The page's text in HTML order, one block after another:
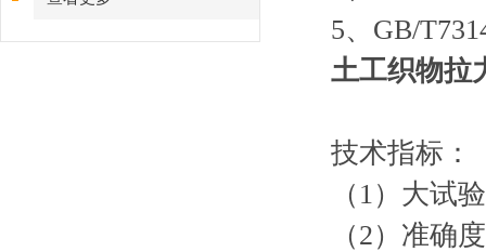
5、GB/
土工织物拉
技术指标：
（1）大试
（2）准确